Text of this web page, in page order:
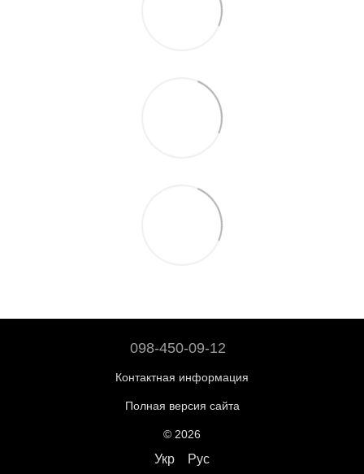
098-450-09-12
Контактная информация
Полная версия сайта
© 2026
Укр Рус